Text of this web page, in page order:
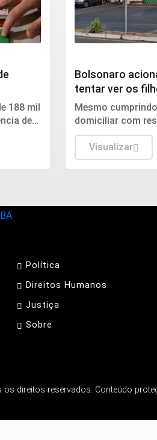
188 mil
de
de
Bolsonaro
tentar ver os
Pais
Mesmo
domiciliar com
ex-presidente
sob argumento
Visualizar
Política
Direitos Humanos
Justiça
Sobre
direitos reservados. Conteúdo
melhorar sua experiência
e Privacidade.